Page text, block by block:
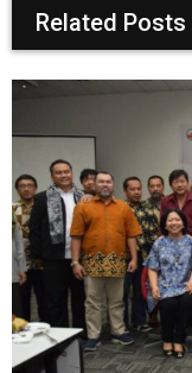
Related Posts